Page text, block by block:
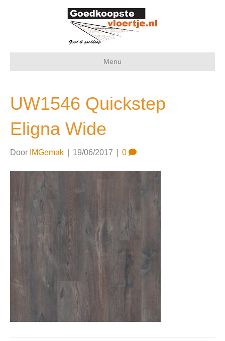
Menu
UW1546 Quickstep
Eligna Wide
Door IMGemak 19/06/2017 0